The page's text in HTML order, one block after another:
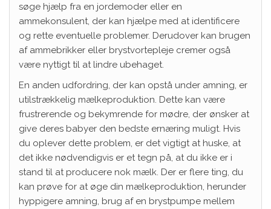
søge hjælp fra en jordemoder eller en
ammekonsulent, der kan hjælpe med at identificere
og rette eventuelle problemer. Derudover kan brugen
af ammebrikker eller brystvortepleje cremer også
være nyttigt til at lindre ubehaget.
En anden udfordring, der kan opstå under amning, er
utilstrækkelig mælkeproduktion. Dette kan være
frustrerende og bekymrende for mødre, der ønsker at
give deres babyer den bedste ernæring muligt. Hvis
du oplever dette problem, er det vigtigt at huske, at
det ikke nødvendigvis er et tegn på, at du ikke er i
stand til at producere nok mælk. Der er flere ting, du
kan prøve for at øge din mælkeproduktion, herunder
hyppigere amning, brug af en brystpumpe mellem